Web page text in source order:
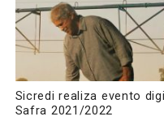
Sicredi realiza evento
Safra 2021/2022